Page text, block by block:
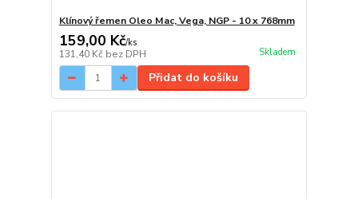
Klínový řemen Oleo Mac, Vega, NGP - 10 x 768mm
159,00 Kč/ks
131,40 Kč bez DPH Skladem
Přidat do košíku